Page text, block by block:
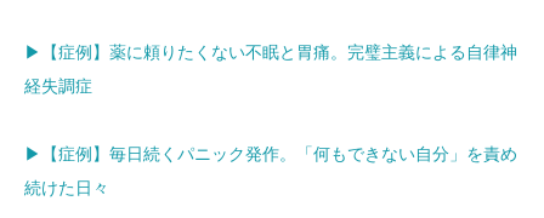
▶【症例】薬に頼りたくない不眠と胃痛。完璧主義による自律神
経失調症
▶【症例】毎日続くパニック発作。「何もできない自分」を責め
続けた日々